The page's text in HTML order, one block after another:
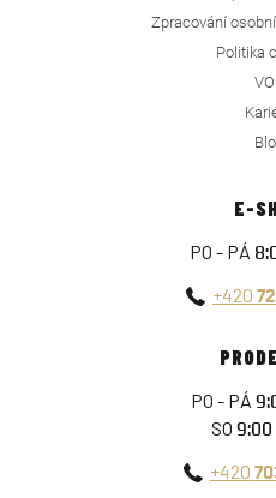
Zpracování
Politika
E-
PO - PÁ
+420
PO - PÁ
SO 9:00
+420